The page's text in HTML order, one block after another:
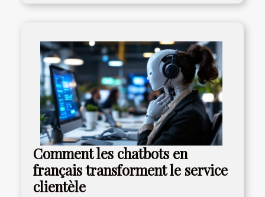
Comment les chatbots en
français transforment le service
clientèle